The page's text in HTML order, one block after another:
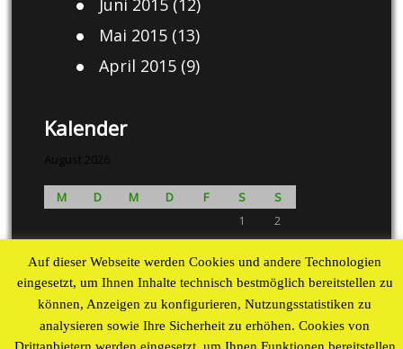
Mai 2015(13)
April 2015(9)
Kalender
August 2026
M D M D F S
S
1
2
3
4 5 6 7 8
9
10
11 12 13 14 15
16
17
18 19 20 21 22
23
29
31
Auf dieser Webseite werden Cookies und andere Technologien
eingesetzt, um Ihnen Inhalte technisch bestmöglich bereitstellen zu
können, Anzeigen zu konfigurieren, Nutzungsstatistiken zu
analysieren sowie Ihre Sicherheit zu erhöhen. Cookies von